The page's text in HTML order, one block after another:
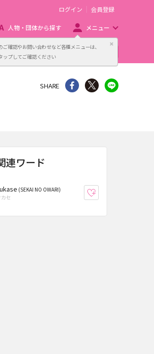
ご確認やお問い合わせなど各種メニューは、
ップしてご確認ください
閉じる
ログイン 会員登録
人物・団体から探す メニュー
主催者向け販売サービス
SHARE シェア Twitter
連ワード
(SEKAI NO OWARI)
カセ